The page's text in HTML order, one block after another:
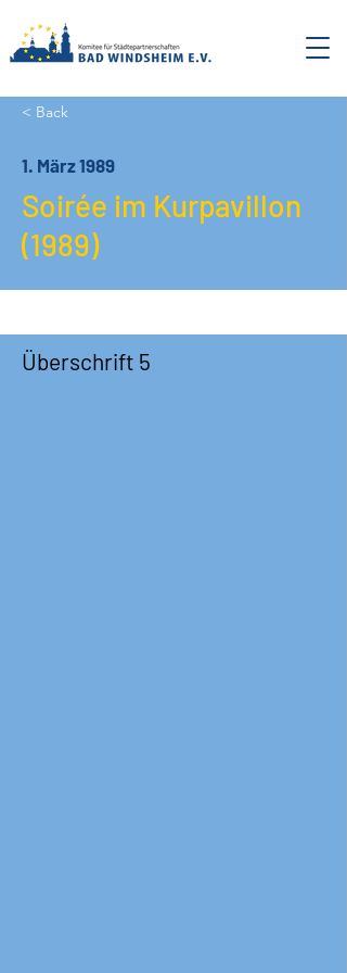
< Back
1. März 1989
Soirée im Kurpavillon
(1989)
Überschrift 5